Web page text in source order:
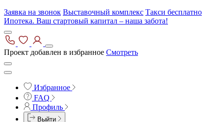
Заявка на звонок Выставочный комплекс Такси бесплатно
Ипотека. Ваш стартовый капитал – наша забота!
Проект добавлен в избранное Смотреть
Избранное
FAQ
Профиль
Выйти